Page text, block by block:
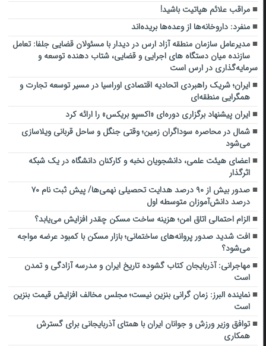
مراقب علائم هپاتیت باشید!
منفرد: داروخانه‌ها از وعده‌ها بریده‌اند
مدیرعامل سازمان منطقه آزاد ارس در دیدار با مسئولان قضایی جلفا: تعامل
سازنده میان دستگاه‌ های اجرایی و قضایی، شتاب‌ دهنده توسعه و
سرمایه‌گذاری در ارس است
ایران؛ شریک راهبردی اتحادیه اقتصادی اوراسیا در مسیر توسعه تجارت و
همگرایی منطقه‌ای
ایران پیشنهاد برگزاری دوره‌ای «اکسپو بریکس» را ارائه کرد
شمال در محاصره سوداگران زمین؛ وقتی جنگل و ساحل قربانی ویلاسازی
می‌شود
اعضای هیئت علمی، دانشجویان نخبه و کارکنان دانشگاه در یک شبکه‌
اثرگذار
صدور بیش از ۹۰ درصد هدایت تحصیلی نهمی‌ها/ پیش ثبت نام ۷۰
درصد دانش‌آموزان متوسطه اول
الزام احتمالی اتاق امن؛ هزینه ساخت مسکن چقدر افزایش می‌یابد؟
افت شدید صدور پروانه‌های ساختمانی؛ بازار مسکن با کمبود عرضه مواجه
می‌شود؟
مهاجرانی: آذربایجان کتاب گشوده تاریخ ایران و مدرسه آزادگی و تمدن
است
نماینده البرز: زمان گرانی بنزین نیست؛ مجلس مخالف افزایش قیمت بنزین
است
توافق وزیر ورزش و جوانان ایران با همتای آذربایجانی برای گسترش
همکاری